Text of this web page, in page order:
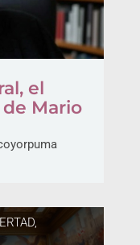
el
Mario
,